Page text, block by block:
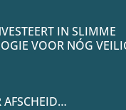
IN SLIMME
VOOR NÓG
AFSCHEID…